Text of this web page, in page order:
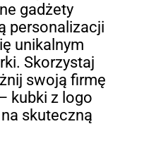
gadżety
personalizacji
unikalnym
Skorzystaj
swoją firmę
kubki z logo
skuteczną